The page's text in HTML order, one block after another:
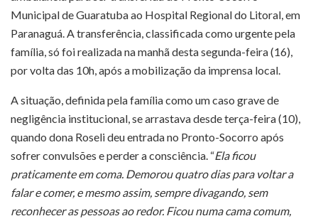
Municipal de Guaratuba ao Hospital Regional do Litoral, em
Paranaguá. A transferência, classificada como urgente pela
família, só foi realizada na manhã desta segunda-feira (16),
por volta das 10h, após a mobilização da imprensa local.
A situação, definida pela família como um caso grave de
negligência institucional, se arrastava desde terça-feira (10),
quando dona Roseli deu entrada no Pronto-Socorro após
sofrer convulsões e perder a consciência. “Ela ficou
praticamente em coma. Demorou quatro dias para voltar a
falar e comer, e mesmo assim, sempre divagando, sem
reconhecer as pessoas ao redor. Ficou numa cama comum,